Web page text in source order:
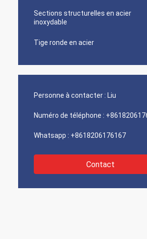
Sections structurelles en acier
inoxydable
Tige ronde en acier
Personne à contacter : Liu
Numéro de téléphone :
Whatsapp : +8618206176167
Contact